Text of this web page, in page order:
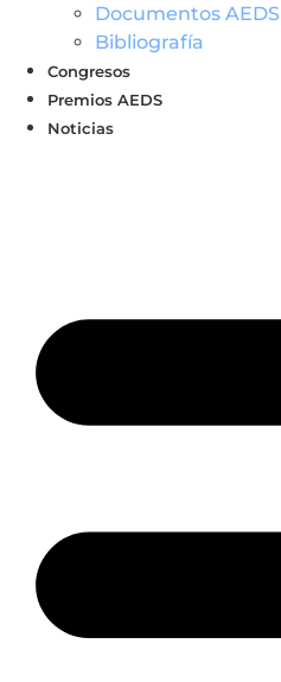
Documentos AEDS
Bibliografía
Congresos
Premios AEDS
Noticias